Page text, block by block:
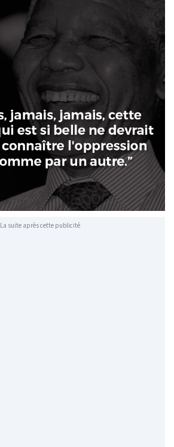
La suite après cette publicité